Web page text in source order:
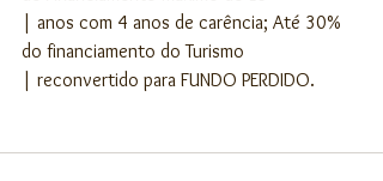
| anos com 4 anos de carência; Até 30%
do financiamento do Turismo
| reconvertido para FUNDO PERDIDO.